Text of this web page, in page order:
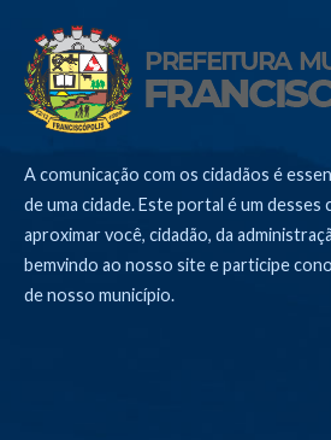
A comunicação com os cidadãos é
de uma cidade. Este portal é um desses
aproximar você, cidadão, da
bemvindo ao nosso site e participe
de nosso município.